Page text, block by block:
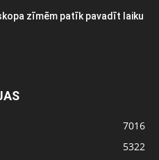
zīmēm patīk pavadīt laiku
7016
5322